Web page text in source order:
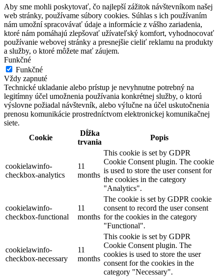
Aby sme mohli poskytovať, čo najlepší zážitok návštevníkom našej
web stránky, používame súbory cookies. Súhlas s ich používaním
nám umožní spracovávať údaje a informácie z vášho zariadenia,
ktoré nám pomáhajú zlepšovať užívateľský komfort, vyhodnocovať
používanie webovej stránky a presnejšie cieliť reklamu na produkty
a služby, o ktoré môžete mať záujem.
Funkčné
Funkčné
Vždy zapnuté
Technické ukladanie alebo prístup je nevyhnutne potrebný na
legitímny účel umožnenia používania konkrétnej služby, o ktorú
výslovne požiadal návštevník, alebo výlučne na účel uskutočnenia
prenosu komunikácie prostredníctvom elektronickej komunikačnej
siete.
Cookie
Dĺžka
trvania
Popis
cookielawinfo-
checkbox-analytics
11
months
This cookie is set by GDPR
Cookie Consent plugin. The cookie
is used to store the user consent for
the cookies in the category
"Analytics".
cookielawinfo-
checkbox-functional
11
months
The cookie is set by GDPR cookie
consent to record the user consent
for the cookies in the category
"Functional".
cookielawinfo-
checkbox-necessary
11
months
This cookie is set by GDPR
Cookie Consent plugin. The
cookies is used to store the user
consent for the cookies in the
category "Necessary".